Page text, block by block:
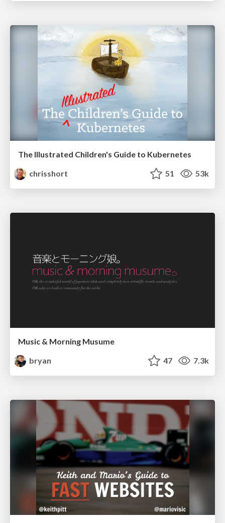
The Illustrated Children's Guide to Kubernetes
chrisshort
51 53k
Music & Morning Musume
bryan
47 7.3k